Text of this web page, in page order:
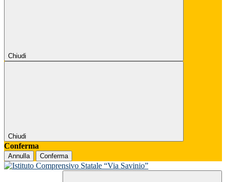
Chiudi
Chiudi
Conferma
Annulla Conferma